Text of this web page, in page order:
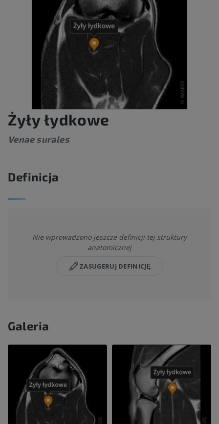
Żyły łydkowe
Venae surales
Definicja
Nie wprowadzono jeszcze definicji tej struktury
anatomicznej
ZASUGERUJ DEFINICJĘ
Galeria